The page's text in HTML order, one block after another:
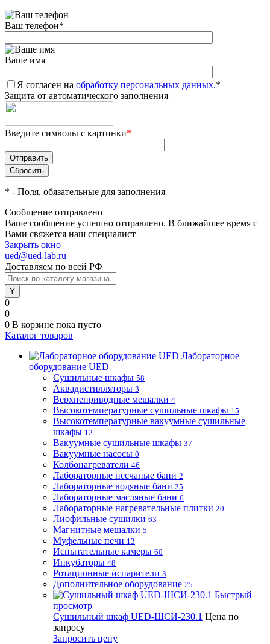
Ваш телефон*
Ваше имя
Я согласен на обработку персональных данных.*
Защита от автоматического заполнения
Введите символы с картинки*
* - Поля, обязательные для заполнения
Сообщение отправлено
Ваше сообщение успешно отправлено. В ближайшее время с
Вами свяжется наш специалист
Закрыть окно
ued@ued-lab.ru
Доставляем по всей РФ
0
0
0 В корзине пока пусто
Каталог товаров
Лабораторное
оборудование UED
Сушильные шкафы 58
Аквадистилляторы 3
Верхнеприводные мешалки 4
Высокотемпературные сушильные шкафы 15
Высокотемпературные вакуумные сушильные
шкафы 12
Вакуумные сушильные шкафы 37
Вакуумные насосы 0
Колбонагреватели 46
Лабораторные песчаные бани 2
Лабораторные водяные бани 25
Лабораторные масляные бани 6
Лабораторные нагревательные плитки 20
Лиофильные сушилки 63
Магнитные мешалки 5
Муфельные печи 13
Испытательные камеры 60
Инкубаторы 48
Ротационные испарители 3
Дополнительное оборудование 25
Быстрый
просмотр
Сушильный шкаф UED-ШСИ-230.1 Цена по
запросу
Запросить цену